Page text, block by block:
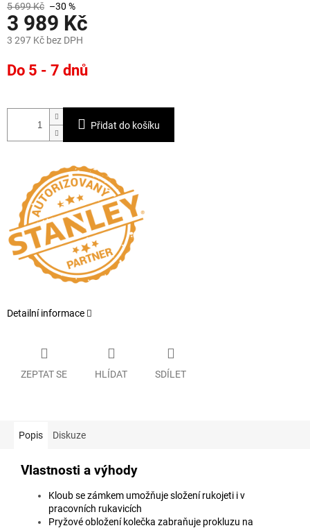
5 699 Kč –30 %
3 989 Kč
3 297 Kč bez DPH
cena:
Do 5 - 7 dnů
Přidat do košíku
Detailní informace
ZEPTAT SE HLÍDAT SDÍLET
Popis Diskuze
Vlastnosti a výhody
Kloub se zámkem umožňuje složení rukojeti i v
pracovních rukavicích
Pryžové obložení kolečka zabraňuje prokluzu na